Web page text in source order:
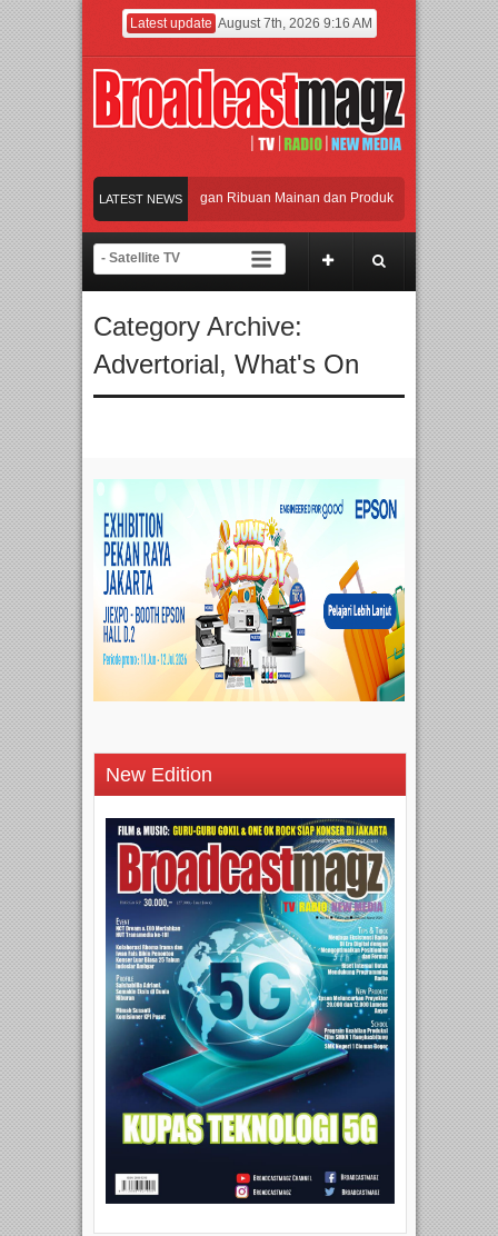
Latest update August 7th, 2026 9:16 AM
LATEST NEWS
Meramaikan Jakarta dengan Ribuan Mainan dan Produk Bayi dari Seluruh
Menjadi Gerbang Inovasi dan Peluang Bisnis Industri Gifts dan Housewares
Rayakan Perpaduan Warisan Dan Semangat Lokal, BIRKENSTOCK
Meramaikan Jakarta dengan Ribuan Mainan dan Produk Bayi dari Seluruh
Category Archive:
Advertorial, What's On
New Edition